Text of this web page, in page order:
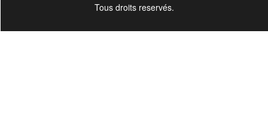
Tous droits reservés.